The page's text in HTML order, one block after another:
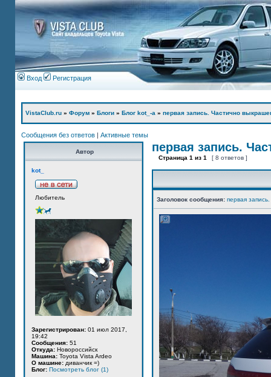
Вход Регистрация
VistaClub.ru » Форум » Блоги » Блог kot_-а » первая запись. Частично
Сообщения без ответов | Активные темы
Автор
kot_
Любитель
Зарегистрирован: 01 июл 2017,
19:42
Сообщения: 51
Откуда: Новороссийск
Машина: Toyota Vista Ardeo
О машине: диванчик =)
Блог: Посмотреть блог (1)
первая запись.
Страница 1 из 1 [ 8 ответов ]
Заголовок сообщения: первая